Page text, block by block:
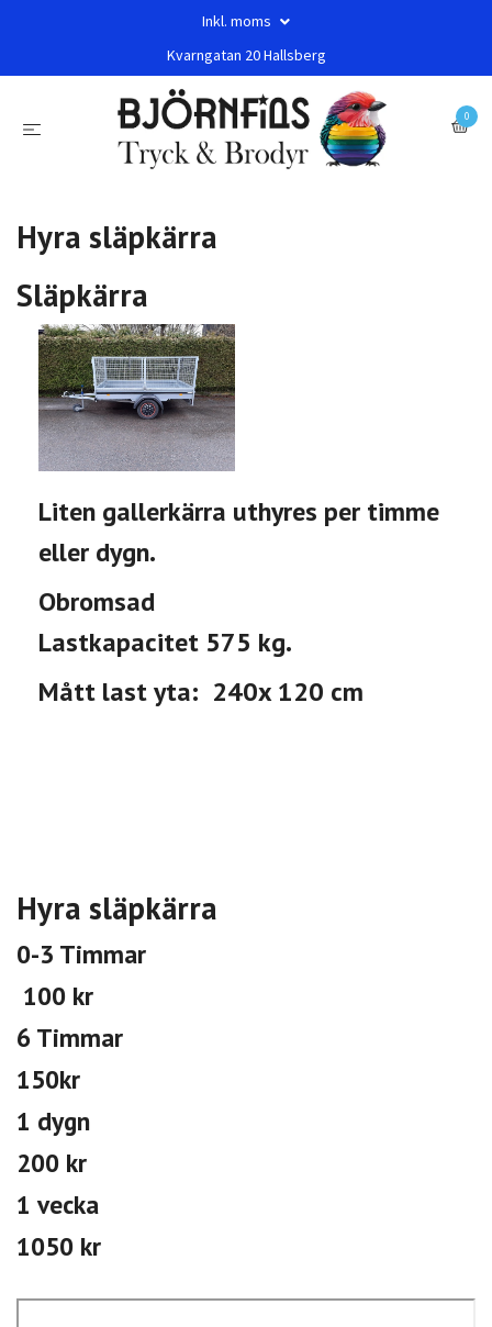
Inkl. moms
Kvarngatan 20 Hallsberg
0
Hyra släpkärra
Släpkärra
Liten gallerkärra uthyres per timme
eller dygn.
Obromsad
Lastkapacitet 575 kg.
Mått last yta: 240x 120 cm
Hyra släpkärra
0-3 Timmar
100 kr
6 Timmar
150kr
1 dygn
200 kr
1 vecka
1050 kr